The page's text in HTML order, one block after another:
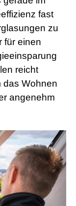
fast
zu
für einen
reicht
das Wohnen
angenehm